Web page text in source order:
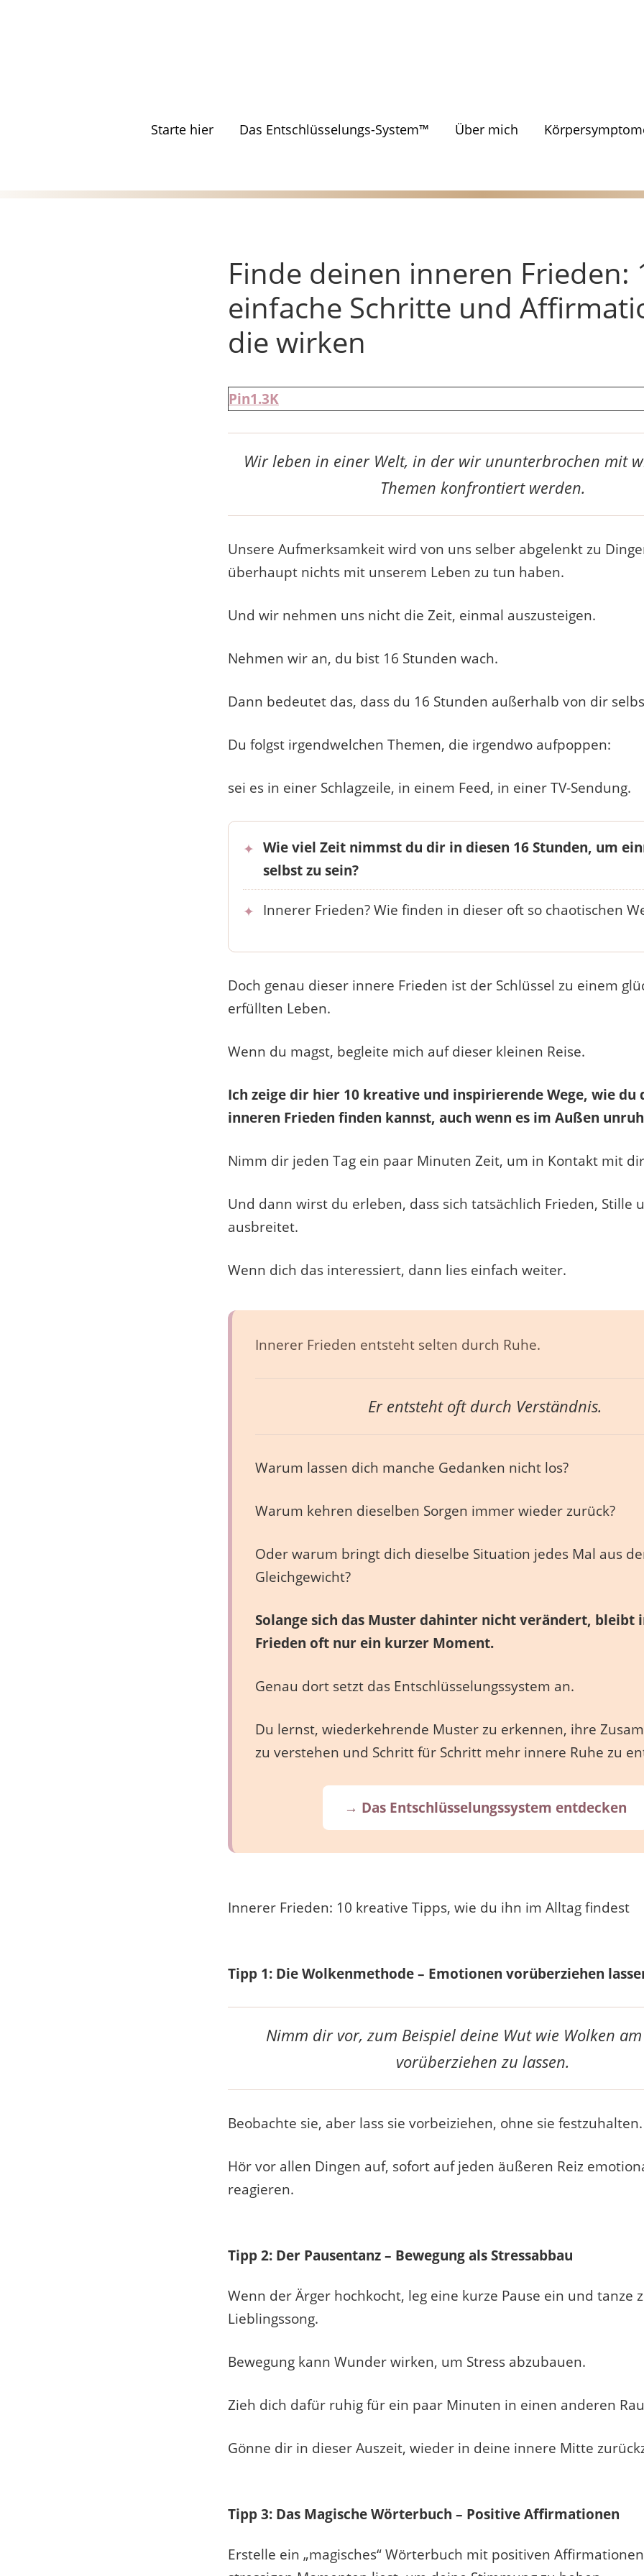
Starte hier Das Entschlüsselungs-System™ Über mich
Finde deinen inneren Frieden:
einfache Schritte und
die wirken
Pin1.3K
Wir leben in einer Welt, in der wir ununterbrochen mit
Themen konfrontiert werden.
Unsere Aufmerksamkeit wird von uns selber abgelenkt zu
überhaupt nichts mit unserem Leben zu tun haben.
Und wir nehmen uns nicht die Zeit, einmal auszusteigen.
Nehmen wir an, du bist 16 Stunden wach.
Dann bedeutet das, dass du 16 Stunden außerhalb von dir
Du folgst irgendwelchen Themen, die irgendwo aufpoppen:
sei es in einer Schlagzeile, in einem Feed, in einer TV-Sendung.
Wie viel Zeit nimmst du dir in diesen 16 Stunden, um
selbst zu sein?
Innerer Frieden? Wie finden in dieser oft so chaotischen
Doch genau dieser innere Frieden ist der Schlüssel zu einem
erfüllten Leben.
Wenn du magst, begleite mich auf dieser kleinen Reise.
Ich zeige dir hier 10 kreative und inspirierende Wege, wie du
inneren Frieden finden kannst, auch wenn es im Außen
Nimm dir jeden Tag ein paar Minuten Zeit, um in Kontakt mit
Und dann wirst du erleben, dass sich tatsächlich Frieden, Stille
ausbreitet.
Wenn dich das interessiert, dann lies einfach weiter.
Innerer Frieden entsteht selten durch Ruhe.
Er entsteht oft durch Verständnis.
Warum lassen dich manche Gedanken nicht los?
Warum kehren dieselben Sorgen immer wieder zurück?
Oder warum bringt dich dieselbe Situation jedes Mal aus
Gleichgewicht?
Solange sich das Muster dahinter nicht verändert, bleibt
Frieden oft nur ein kurzer Moment.
Genau dort setzt das Entschlüsselungssystem an.
Du lernst, wiederkehrende Muster zu erkennen, ihre
zu verstehen und Schritt für Schritt mehr innere Ruhe zu
→ Das Entschlüsselungssystem entdecken
Innerer Frieden: 10 kreative Tipps, wie du ihn im Alltag findest
Tipp 1: Die Wolkenmethode – Emotionen vorüberziehen
Nimm dir vor, zum Beispiel deine Wut wie Wolken
vorüberziehen zu lassen.
Beobachte sie, aber lass sie vorbeiziehen, ohne sie festzuhalten.
Hör vor allen Dingen auf, sofort auf jeden äußeren Reiz
reagieren.
Tipp 2: Der Pausentanz – Bewegung als Stressabbau
Wenn der Ärger hochkocht, leg eine kurze Pause ein und tanze
Lieblingssong.
Bewegung kann Wunder wirken, um Stress abzubauen.
Zieh dich dafür ruhig für ein paar Minuten in einen anderen
Gönne dir in dieser Auszeit, wieder in deine innere Mitte
Tipp 3: Das Magische Wörterbuch – Positive Affirmationen
Erstelle ein „magisches“ Wörterbuch mit positiven